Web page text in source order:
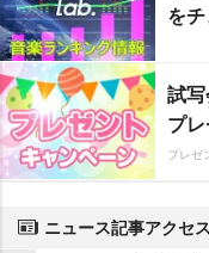
を
試
プ
プレゼ
ニュース記事アクセ